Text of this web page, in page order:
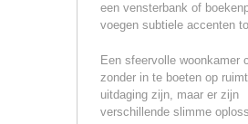
een vensterbank of
voegen subtiele accenten
Een sfeervolle woonkamer
zonder in te boeten op
uitdaging zijn, maar er zijn
verschillende slimme